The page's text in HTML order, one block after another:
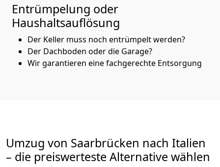
Entrümpelung oder
Haushaltsauflösung
Der Keller muss noch entrümpelt werden?
Der Dachboden oder die Garage?
Wir garantieren eine fachgerechte Entsorgung
Umzug von Saarbrücken nach Italien
– die preiswerteste Alternative wählen